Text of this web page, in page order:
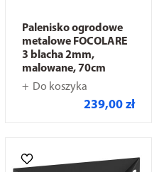
Palenisko ogrodowe
metalowe FOCOLARE
3 blacha 2mm,
malowane, 70cm
Do koszyka
239,00 zł